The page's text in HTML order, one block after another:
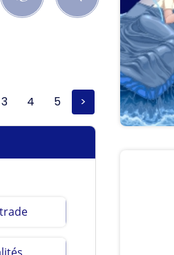
3 4 5 >